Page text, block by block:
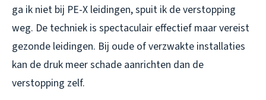
ga ik niet bij PE-X leidingen, spuit ik de verstopping
weg. De techniek is spectaculair effectief maar vereist
gezonde leidingen. Bij oude of verzwakte installaties
kan de druk meer schade aanrichten dan de
verstopping zelf.